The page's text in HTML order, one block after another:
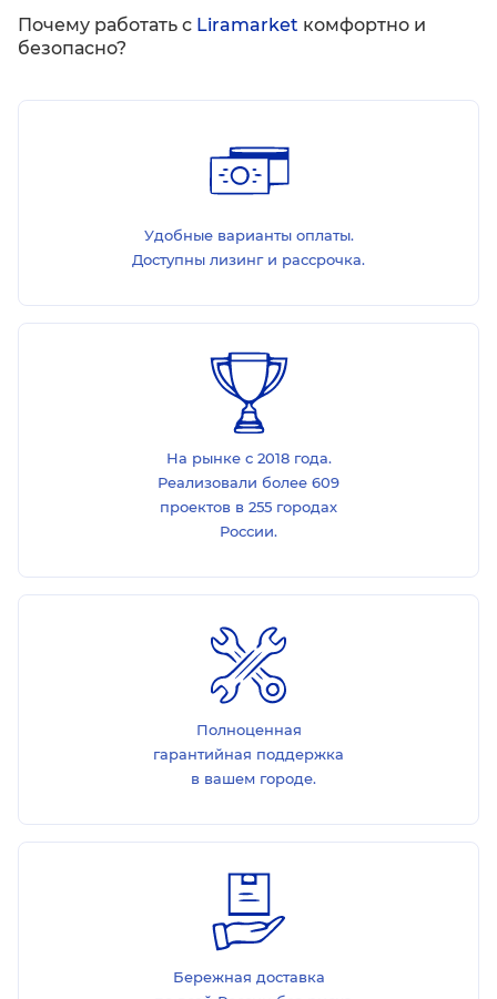
Почему работать с Liramarket комфортно и
безопасно?
Удобные варианты оплаты.
Доступны лизинг и рассрочка.
На рынке с 2018 года.
Реализовали более 609
проектов в 255 городах
России.
Полноценная
гарантийная поддержка
в вашем городе.
Бережная доставка